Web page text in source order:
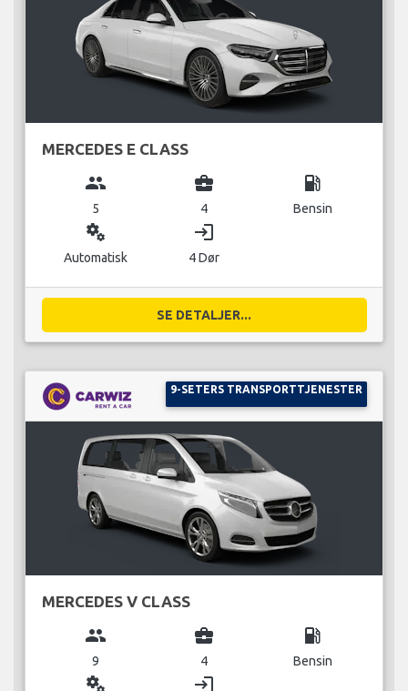
MERCEDES E CLASS
group
5
business_center
4
local_gas_station
Bensin
miscellaneous_services
Automatisk
login
4 Dør
SE DETALJER...
9-SETERS TRANSPORTTJENESTER
MERCEDES V CLASS
group
9
business_center
4
local_gas_station
Bensin
miscellaneous_services login